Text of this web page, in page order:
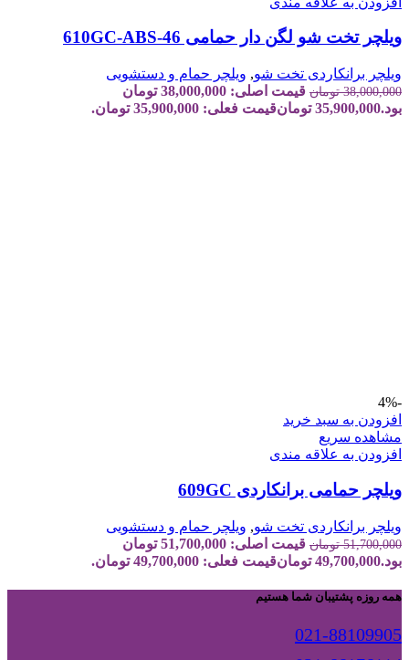
ویلچر تخت شو لگن دار حمامی 610GC-ABS-46
ویلچر برانکاردی تخت شو, ویلچر حمام و دستشویی
38,000,000 تومان
قیمت اصلی: 38,000,000 تومان
بود.35,900,000 تومانقیمت فعلی: 35,900,000 تومان.
-4%
افزودن به سبد خرید
مشاهده سریع
افزودن به علاقه مندی
ویلچر حمامی برانکاردی 609GC
ویلچر برانکاردی تخت شو, ویلچر حمام و دستشویی
51,700,000 تومان
قیمت اصلی: 51,700,000 تومان
بود.49,700,000 تومانقیمت فعلی: 49,700,000 تومان.
همه روزه پشتیبان شما هستیم
021-88109905